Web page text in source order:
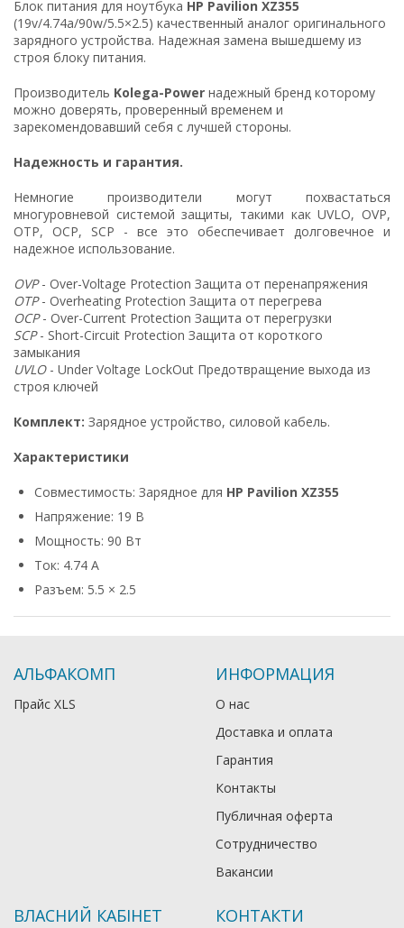
Блок питания для ноутбука HP Pavilion XZ355
(19v/4.74a/90w/5.5×2.5) качественный аналог оригинального
зарядного устройства. Надежная замена вышедшему из
строя блоку питания.
Производитель Kolega-Power надежный бренд которому
можно доверять, проверенный временем и
зарекомендовавший себя с лучшей стороны.
Надежность и гарантия.
Немногие производители могут похвастаться
многуровневой системой защиты, такими как UVLO, OVP,
OTP, OCP, SCP - все это обеспечивает долговечное и
надежное использование.
OVP- Over-Voltage Protection Защита от перенапряжения
OTP- Overheating Protection Защита от перегрева
OCP- Over-Current Protection Защита от перегрузки
SCP- Short-Circuit Protection Защита от короткого
замыкания
UVLO- Under Voltage LockOut Предотвращение выхода из
строя ключей
Комплект: Зарядное устройство, силовой кабель.
Характеристики
Совместимость: Зарядное для HP Pavilion XZ355
Напряжение: 19 В
Мощность: 90 Вт
Ток: 4.74 А
Разъем: 5.5 × 2.5
АЛЬФАКОМП
Прайс XLS
ИНФОРМАЦИЯ
О нас
Доставка и оплата
Гарантия
Контакты
Публичная оферта
Сотрудничество
Вакансии
ВЛАСНИЙ КАБІНЕТ КОНТАКТИ